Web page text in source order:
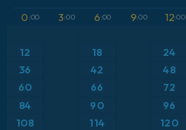
ICON Alemania 2 km
Caribe
Escandinavia
Anomalía de temperatura a 850 hPa
Precipitación, nubes y presión
0 :00 3:00 6:00 9:00 12:00
12 18 24
36
42 48
60
66 72
84
90 96
108
114 120